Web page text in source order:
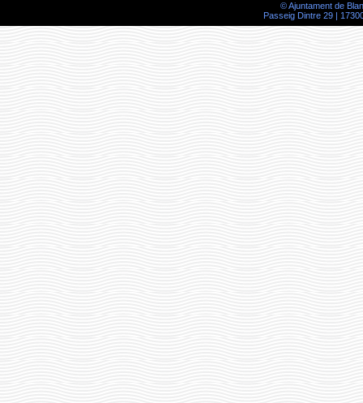
© Ajuntament de
Passeig Dintre 29 |